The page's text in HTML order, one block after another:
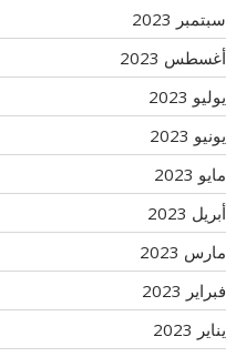
سبتمبر 2023
أغسطس 2023
يوليو 2023
يونيو 2023
مايو 2023
أبريل 2023
مارس 2023
فبراير 2023
يناير 2023